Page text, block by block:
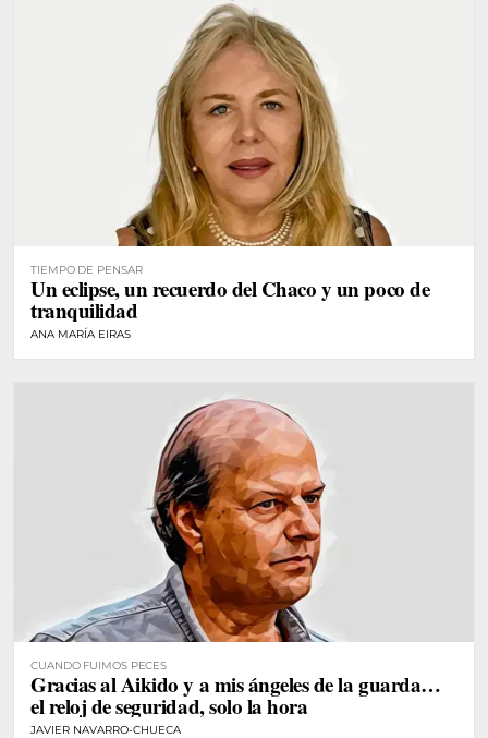
TIEMPO DE PENSAR
Un eclipse, un recuerdo del Chaco y un poco de
tranquilidad
ANA MARÍA EIRAS
CUANDO FUIMOS PECES
Gracias al Aikido y a mis ángeles de la guarda…
el reloj de seguridad, solo la hora
JAVIER NAVARRO-CHUECA